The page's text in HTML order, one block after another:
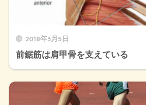
2018年3月5日
前鋸筋は肩甲骨を支えている